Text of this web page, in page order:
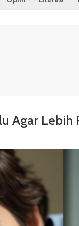
Agar Lebih